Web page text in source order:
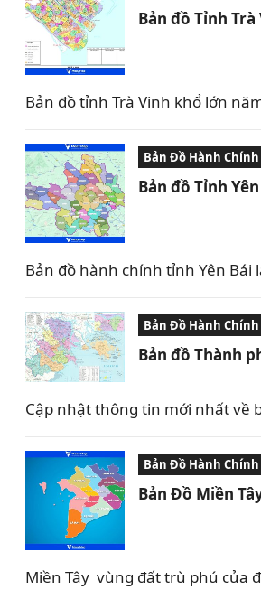
Bản đồ Tỉnh
Bản đồ tỉnh Trà Vinh khổ lớn
Bản Đồ Hành Chính
Bản đồ Tỉnh
Bản đồ hành chính tỉnh Yên
Bản Đồ Hành Chính
Bản đồ Thành
Cập nhật thông tin mới nhất về
Bản Đồ Hành Chính
Bản Đồ Miền
Miền Tây vùng đất trù phú của